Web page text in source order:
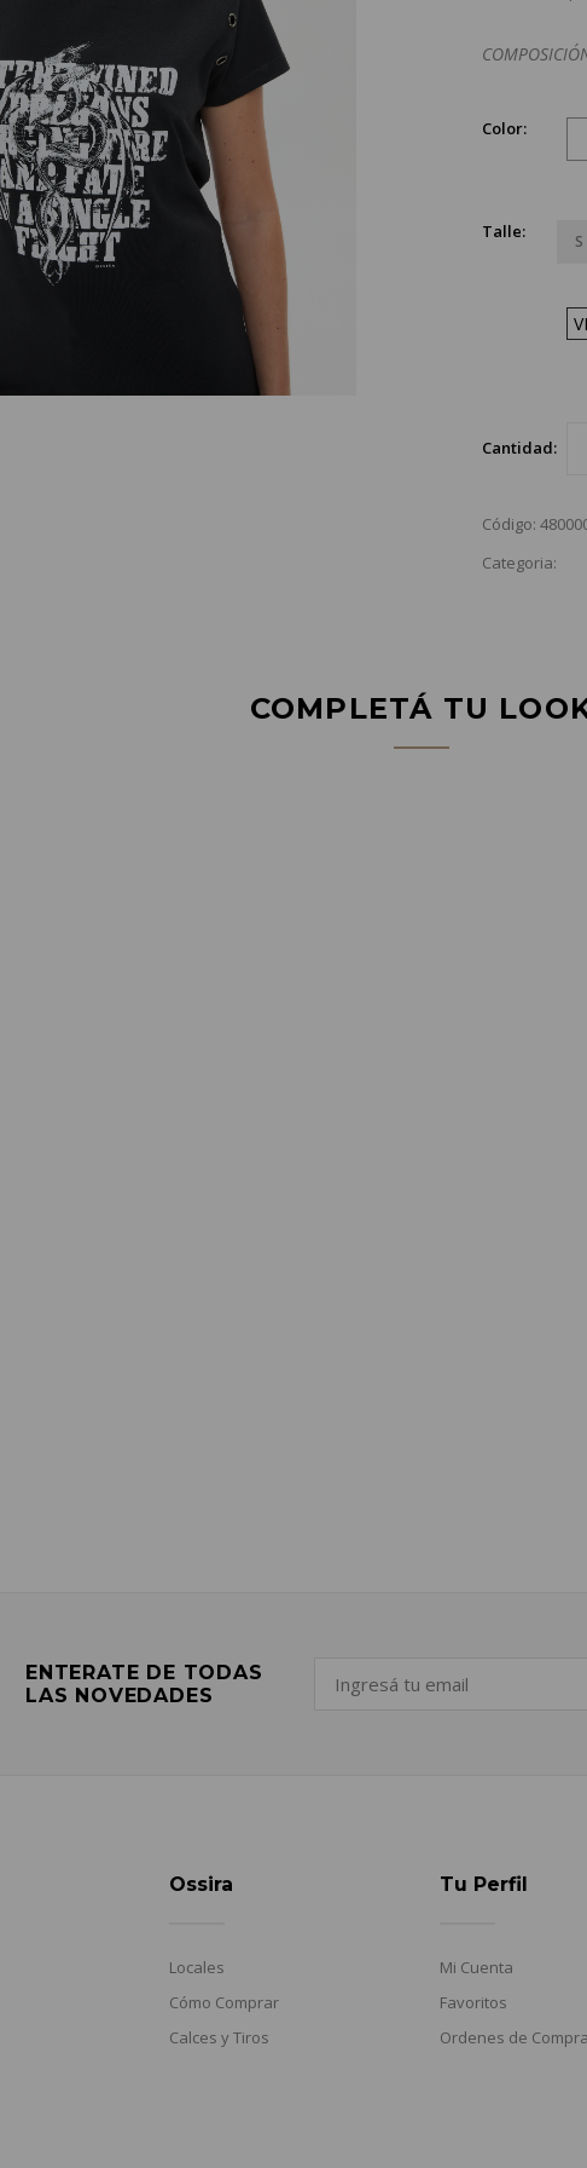
Color:
Talle: S
Cantidad:
Código:
Categoria:
COMPLETÁ TU
ENTERATE DE TODAS
LAS NOVEDADES
Ossira
Locales
Cómo Comprar
Calces y Tiros
Tu Perfil
Mi Cuenta
Favoritos
Ordenes de Compra